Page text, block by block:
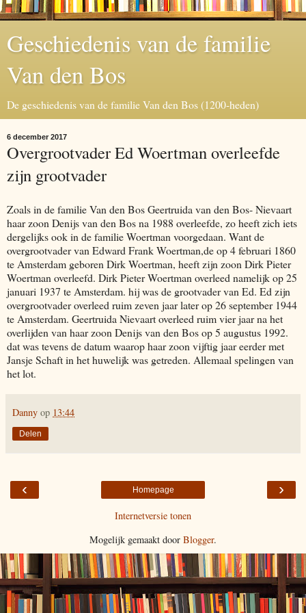
Geschiedenis van de familie
Van den Bos
De geschiedenis van de familie Van den Bos (1200-heden)
6 december 2017
Overgrootvader Ed Woertman overleefde
zijn grootvader
Zoals in de familie Van den Bos Geertruida van den Bos- Nievaart
haar zoon Denijs van den Bos na 1988 overleefde, zo heeft zich iets
dergelijks ook in de familie Woertman voorgedaan. Want de
overgrootvader van Edward Frank Woertman,de op 4 februari 1860
te Amsterdam geboren Dirk Woertman, heeft zijn zoon Dirk Pieter
Woertman overleefd. Dirk Pieter Woertman overleed namelijk op 25
januari 1937 te Amsterdam. hij was de grootvader van Ed. Ed zijn
overgrootvader overleed ruim zeven jaar later op 26 september 1944
te Amsterdam. Geertruida Nievaart overleed ruim vier jaar na het
overlijden van haar zoon Denijs van den Bos op 5 augustus 1992.
dat was tevens de datum waarop haar zoon vijftig jaar eerder met
Jansje Schaft in het huwelijk was getreden. Allemaal spelingen van
het lot.
Danny op 13:44
Delen
‹ ›
Homepage
Internetversie tonen
Mogelijk gemaakt door Blogger.